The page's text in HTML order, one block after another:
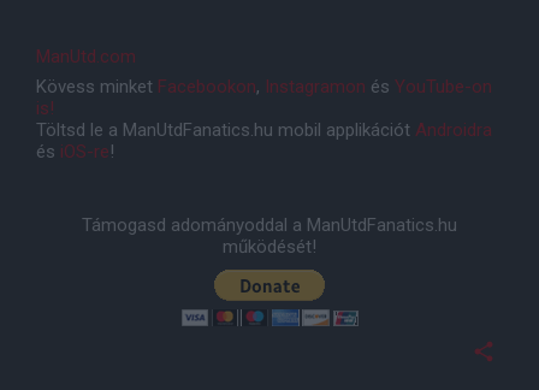
ManUtd.com
Kövess minket Facebookon, Instagramon és YouTube-on
is!
Töltsd le a ManUtdFanatics.hu mobil applikációt Androidra
és iOS-re!
Támogasd adományoddal a ManUtdFanatics.hu
működését!